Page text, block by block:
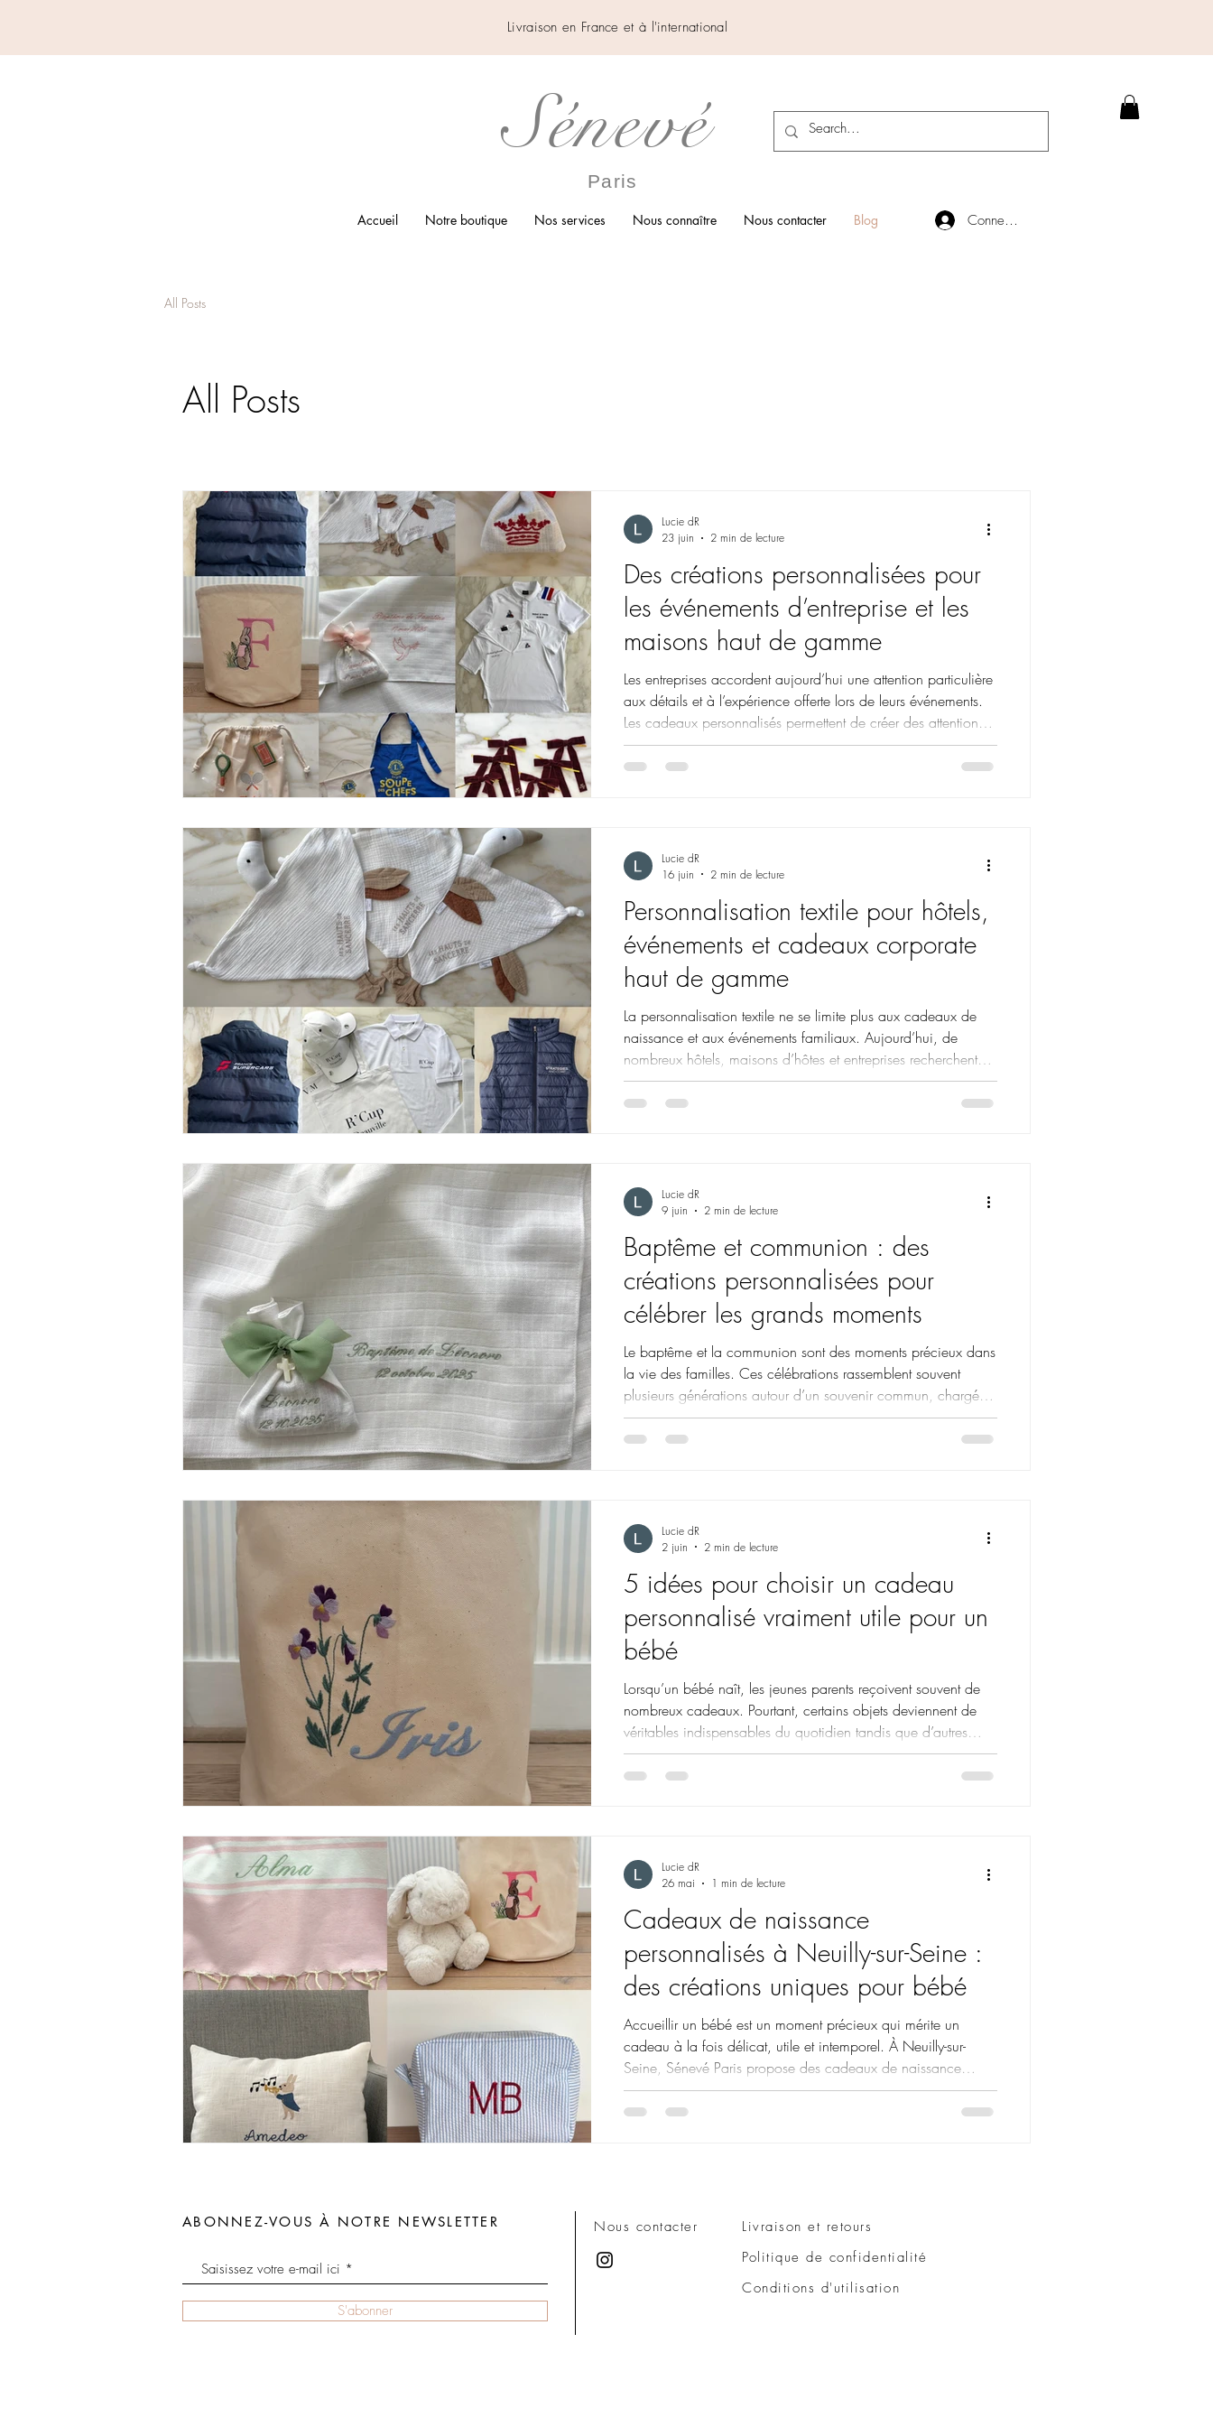
Livraison en France et à l'international
Sénevé
Paris
Accueil Notre boutique Nos services Nous connaître Nous contacter Blog Connexion
All Posts
All Posts
Des créations personnalisées pour
les événements d’entreprise et les
maisons haut de gamme
Les entreprises accordent aujourd’hui une attention particulière
aux détails et à l’expérience offerte lors de leurs événements.
Les cadeaux personnalisés permettent de créer des attentions
plus mémorables, élégantes et cohérentes avec l’univers de
chaque marque. À Neuilly-sur-Seine, Sénevé Paris
aux c
Lucie dR
23 juin
2 min de lecture
Personnalisation textile pour hôtels,
événements et cadeaux corporate
haut de gamme
La personnalisation textile ne se limite plus aux cadeaux de
naissance et aux événements familiaux. Aujourd’hui, de
nombreux hôtels, maisons d’hôtes et entreprises recherchent
également des créations personnalisées capables d’offrir une
expérience plus attentionnée et mémorable à leurs clients et
enfants
Lucie dR
16 juin
2 min de lecture
Baptême et communion : des
créations personnalisées pour
célébrer les grands moments
Le baptême et la communion sont des moments précieux dans
la vie des familles. Ces célébrations rassemblent souvent
plusieurs générations autour d’un souvenir commun, chargé
d’émotion et de symboles. Pour accompagner ces
événements, de nombreuses familles recherchent aujourd’hui
les baptêmes, commun
Lucie dR
9 juin
2 min de lecture
5 idées pour choisir un cadeau
personnalisé vraiment utile pour un
bébé
Lorsqu’un bébé naît, les jeunes parents reçoivent souvent de
nombreux cadeaux. Pourtant, certains objets deviennent de
véritables indispensables du quotidien tandis que d’autres
restent peu utilisés. Choisir un cadeau personnalisé pour une
naissance permet d’offrir une attention plus intime, mais aussi
Lucie dR
2 juin
2 min de lecture
Cadeaux de naissance
personnalisés à Neuilly-sur-Seine :
des créations uniques pour bébé
Accueillir un bébé est un moment précieux qui mérite un
cadeau à la fois délicat, utile et intemporel. À Neuilly-sur-
Seine, Sénevé Paris propose des cadeaux de naissance
personnalisés pensés pour accompagner les premiers
souvenirs d’un enfant avec douceur et élégance. Spécialisée
Lucie dR
26 mai
1 min de lecture
ABONNEZ-VOUS À NOTRE NEWSLETTER
S'abonner
Nous contacter
Livraison et retours
Politique de confidentialité
Conditions d'utilisation